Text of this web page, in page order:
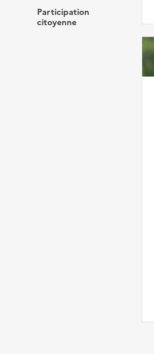
Participation
citoyenne